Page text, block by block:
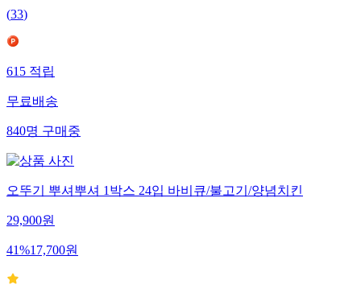
(33)
615적립
무료배송
840명구매중
오뚜기 뿌셔뿌셔 1박스 24입 바비큐/불고기/양념치킨
29,900원
41%17,700원